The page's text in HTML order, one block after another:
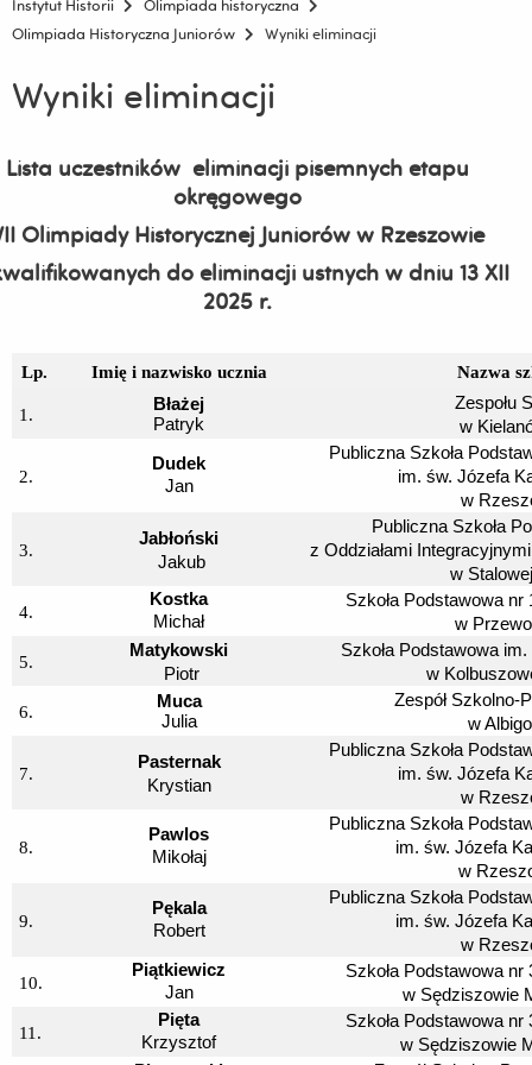
Instytut Historii
Olimpiada historyczna
Olimpiada Historyczna Juniorów
Wyniki eliminacji
Wyniki eliminacji
Lista uczestników eliminacji pisemnych etapu
okręgowego
Olimpiady Historycznej Juniorów w Rzeszowie
do eliminacji ustnych w dniu 13 XII
2025 r.
Lp. Imię i nazwisko ucznia Nazwa
1.
Błażej
Patryk
Zespołu
w
2.
Dudek
Jan
Publiczna Szkoła
im. św. Józefa
w
3.
Jabłoński
Jakub
Publiczna Szkoła
z Oddziałami
w
4.
Kostka
Michał
Szkoła Podstawowa nr
w
5.
Matykowski
Piotr
Szkoła Podstawowa
w
6.
Muca
Julia
Zespół Szkolno-
w
7.
Pasternak
Krystian
Publiczna Szkoła
im. św. Józefa
w
8.
Pawlos
Mikołaj
Publiczna Szkoła
im. św. Józefa
w
9.
Pękala
Robert
Publiczna Szkoła
im. św. Józefa
w
10.
Piątkiewicz
Jan
Szkoła Podstawowa nr
w Sędziszowie
11.
Pięta
Krzysztof
Szkoła Podstawowa nr
w Sędziszowie